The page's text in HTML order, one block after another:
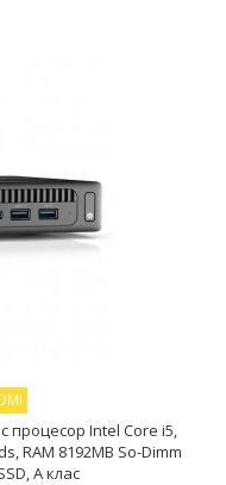
процесор Intel Core i5,
RAM 8192MB So-Dimm
A клас